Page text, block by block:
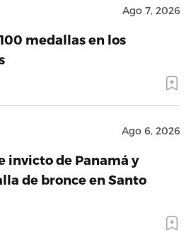
Ago 7, 2026
medallas en los
Ago 6, 2026
invicto de Panamá y
de bronce en Santo